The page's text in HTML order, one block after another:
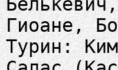
Гиоане,
Турин: